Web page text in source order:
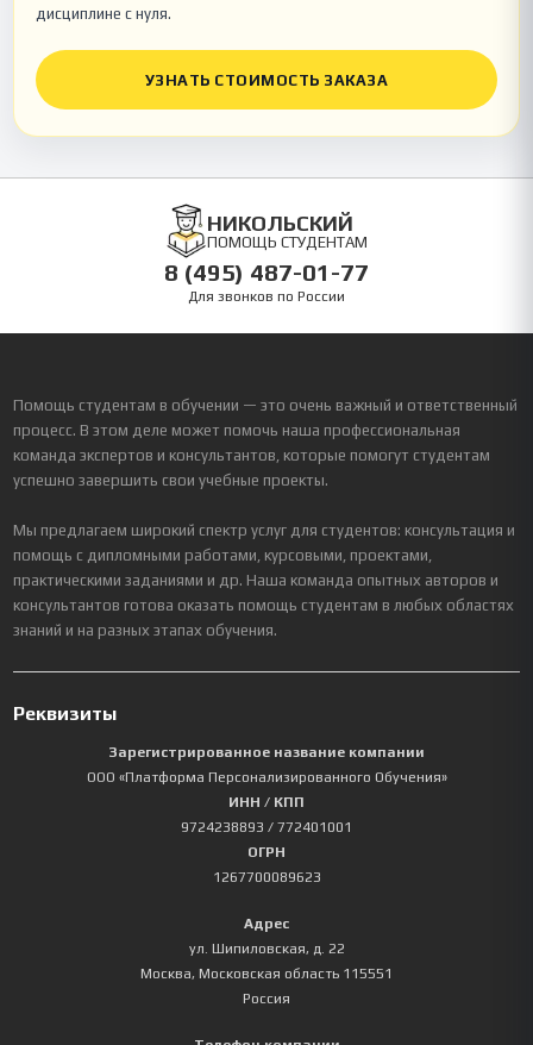
дисциплине с нуля.
УЗНАТЬ СТОИМОСТЬ ЗАКАЗА
НИКОЛЬСКИЙ
ПОМОЩЬ СТУДЕНТАМ
8 (495) 487-01-77
Для звонков по России
Помощь студентам в обучении — это очень важный и ответственный
процесс. В этом деле может помочь наша профессиональная
команда экспертов и консультантов, которые помогут студентам
успешно завершить свои учебные проекты.
Мы предлагаем широкий спектр услуг для студентов: консультация и
помощь с дипломными работами, курсовыми, проектами,
практическими заданиями и др. Наша команда опытных авторов и
консультантов готова оказать помощь студентам в любых областях
знаний и на разных этапах обучения.
Реквизиты
Зарегистрированное название компании
ООО «Платформа Персонализированного Обучения»
ИНН / КПП
9724238893 / 772401001
ОГРН
1267700089623
Адрес
ул. Шипиловская, д. 22
Москва, Московская область 115551
Россия